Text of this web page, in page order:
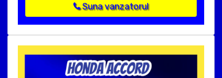
Suna vanzatorul